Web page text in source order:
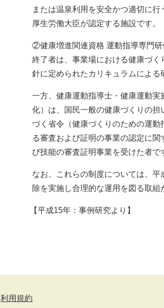
または温泉利用を安全かつ適切に行
厚生労働大臣が認定する施設です。
②健康増進関連資格 運動指導専門
終了者は、事業場における健康づ
針に定められたカリキュラムによる
一方、健康運動指導士・健康運動
化）は、国民一般の健康づくりの
づく省令（健康づくりのための運
る審査および証明の事業の認定に関
び技能の審査証明事業を受けた者で
なお、これらの制度については、
除を実施し合理的な運用を図る取組
【平成15年：事例研究より】
利用規約